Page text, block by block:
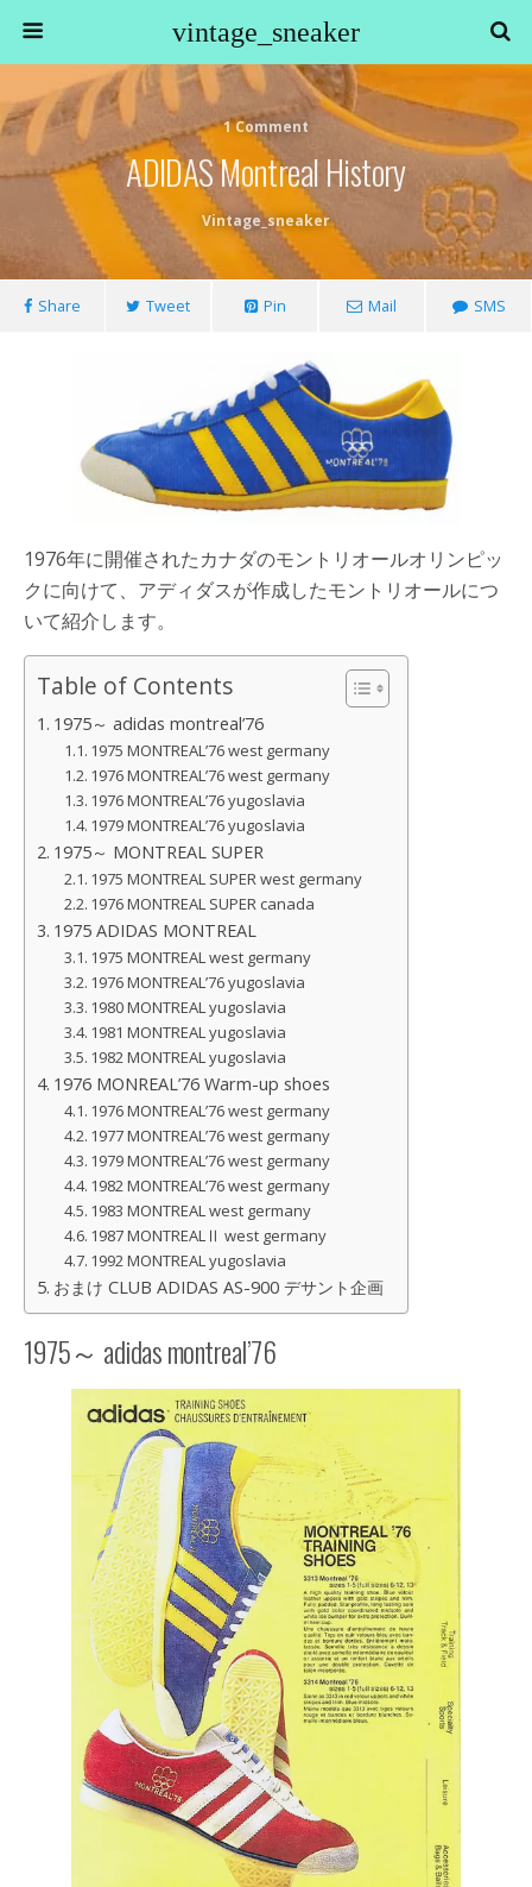
vintage_sneaker
1 Comment
ADIDAS Montreal History
Vintage_sneaker
Share Tweet Pin Mail SMS
1976年に開催されたカナダのモントリオールオリンピッ
クに向けて、アディダスが作成したモントリオールにつ
いて紹介します。
Table of Contents
1975～ adidas montreal’76
1975 MONTREAL’76 west germany
1976 MONTREAL’76 west germany
1976 MONTREAL’76 yugoslavia
1979 MONTREAL’76 yugoslavia
1975～ MONTREAL SUPER
1975 MONTREAL SUPER west germany
1976 MONTREAL SUPER canada
1975 ADIDAS MONTREAL
1975 MONTREAL west germany
1976 MONTREAL’76 yugoslavia
1980 MONTREAL yugoslavia
1981 MONTREAL yugoslavia
1982 MONTREAL yugoslavia
1976 MONREAL’76 Warm-up shoes
1976 MONTREAL’76 west germany
1977 MONTREAL’76 west germany
1979 MONTREAL’76 west germany
1982 MONTREAL’76 west germany
1983 MONTREAL west germany
1987 MONTREALⅡ west germany
1992 MONTREAL yugoslavia
おまけ CLUB ADIDAS AS-900 デサント企画
1975～ adidas montreal’76